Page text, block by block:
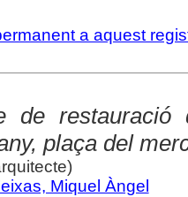
a aquest
de
plaça del
Miquel Àngel